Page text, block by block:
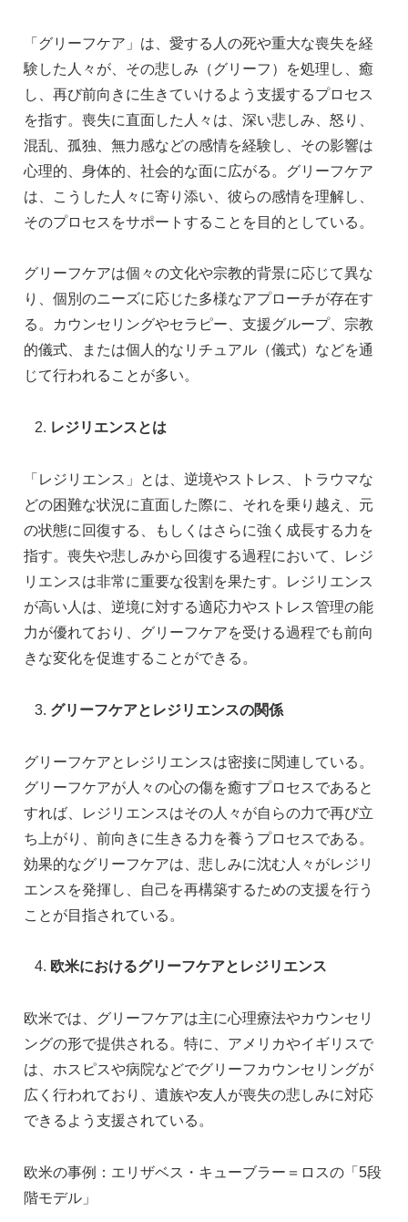
「グリーフケア」は、愛する人の死や重大な喪失を経
験した人々が、その悲しみ（グリーフ）を処理し、癒
し、再び前向きに生きていけるよう支援するプロセス
を指す。喪失に直面した人々は、深い悲しみ、怒り、
混乱、孤独、無力感などの感情を経験し、その影響は
心理的、身体的、社会的な面に広がる。グリーフケア
は、こうした人々に寄り添い、彼らの感情を理解し、
そのプロセスをサポートすることを目的としている。
グリーフケアは個々の文化や宗教的背景に応じて異な
り、個別のニーズに応じた多様なアプローチが存在す
る。カウンセリングやセラピー、支援グループ、宗教
的儀式、または個人的なリチュアル（儀式）などを通
じて行われることが多い。
レジリエンスとは
「レジリエンス」とは、逆境やストレス、トラウマな
どの困難な状況に直面した際に、それを乗り越え、元
の状態に回復する、もしくはさらに強く成長する力を
指す。喪失や悲しみから回復する過程において、レジ
リエンスは非常に重要な役割を果たす。レジリエンス
が高い人は、逆境に対する適応力やストレス管理の能
力が優れており、グリーフケアを受ける過程でも前向
きな変化を促進することができる。
グリーフケアとレジリエンスの関係
グリーフケアとレジリエンスは密接に関連している。
グリーフケアが人々の心の傷を癒すプロセスであると
すれば、レジリエンスはその人々が自らの力で再び立
ち上がり、前向きに生きる力を養うプロセスである。
効果的なグリーフケアは、悲しみに沈む人々がレジリ
エンスを発揮し、自己を再構築するための支援を行う
ことが目指されている。
欧米におけるグリーフケアとレジリエンス
欧米では、グリーフケアは主に心理療法やカウンセリ
ングの形で提供される。特に、アメリカやイギリスで
は、ホスピスや病院などでグリーフカウンセリングが
広く行われており、遺族や友人が喪失の悲しみに対応
できるよう支援されている。
欧米の事例：エリザベス・キューブラー＝ロスの「5段
階モデル」